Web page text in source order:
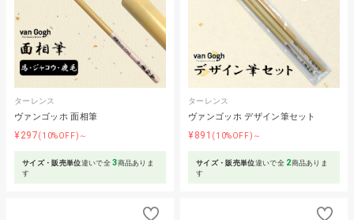
ターレンス
ヴァンゴッホ 面相筆
¥297(10%OFF)～
サイズ・販売単位違いで全3商品ありま
す
ターレンス
ヴァンゴッホ デザイン筆セット
¥891 (10%OFF)～
サイズ・販売単位違いで全 2商品ありま
す